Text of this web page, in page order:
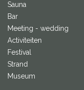
Sauna
Bar
Meeting - wedding
Activiteiten
Festival
Strand
Museum